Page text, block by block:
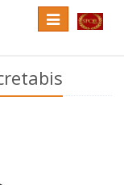
Toggle
language
Toggle
navigation